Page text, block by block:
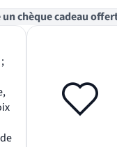
chèque cadeau